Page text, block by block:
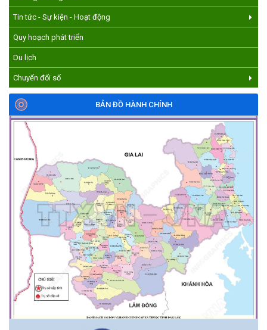
Tin tức - Sự kiện - Hoạt động
Quy hoạch phát triển
Du lịch
Chuyển đổi số
BẢN ĐỒ HÀNH CHÍNH